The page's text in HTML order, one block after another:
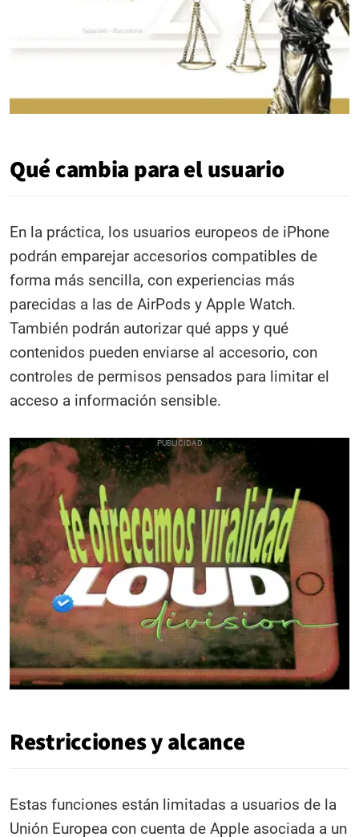
Qué cambia para el usuario
En la práctica, los usuarios europeos de iPhone
podrán emparejar accesorios compatibles de
forma más sencilla, con experiencias más
parecidas a las de AirPods y Apple Watch.
También podrán autorizar qué apps y qué
contenidos pueden enviarse al accesorio, con
controles de permisos pensados para limitar el
acceso a información sensible.
Restricciones y alcance
Estas funciones están limitadas a usuarios de la
Unión Europea con cuenta de Apple asociada a un